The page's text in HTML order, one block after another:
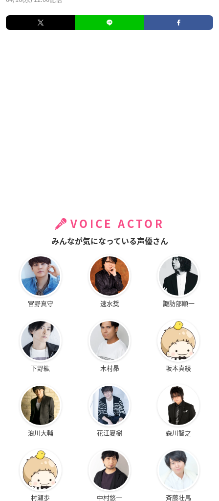
VOICE ACTOR
みんなが気になっている声優さん
宮野真守 速水奨 諏訪部順一
下野紘 木村昴 坂本真綾
浪川大輔 花江夏樹 森川智之
村瀬歩 中村悠一 斉藤壮馬